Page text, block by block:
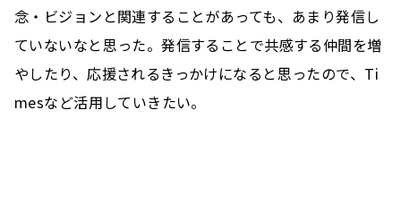
念・ビジョンと関連することがあっても、あまり発信し
ていないなと思った。発信することで共感する仲間を増
やしたり、応援されるきっかけになると思ったので、Ti
mesなど活用していきたい。